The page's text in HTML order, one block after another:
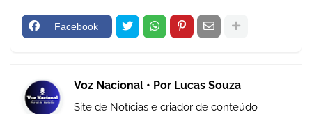
Facebook
Voz Nacional • Por Lucas Souza
Site de Notícias e criador de conteúdo